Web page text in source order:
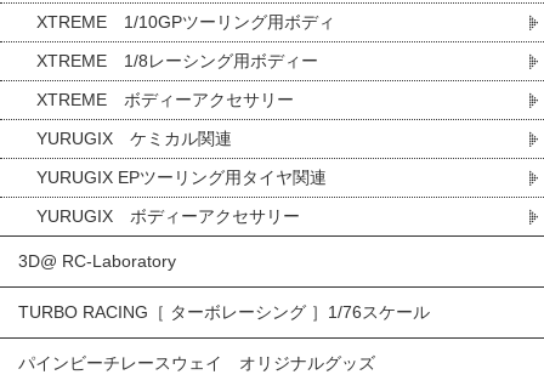
XTREME 1/10GPツーリング用ボディ
XTREME 1/8レーシング用ボディー
XTREME ボディーアクセサリー
YURUGIX ケミカル関連
YURUGIX EPツーリング用タイヤ関連
YURUGIX ボディーアクセサリー
3D@ RC-Laboratory
TURBO RACING［ ターボレーシング ］1/76スケール
パインビーチレースウェイ オリジナルグッズ